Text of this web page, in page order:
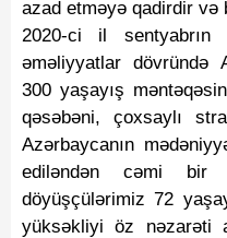
azad etməyə qadirdir və
2020-ci il sentyabrın
əməliyyatlar dövründə
300 yaşayış
qəsəbəni, çoxsaylı
Azərbaycanın
ediləndən cəmi
döyüşçülərimiz 72
yüksəkliyi öz nəzarəti